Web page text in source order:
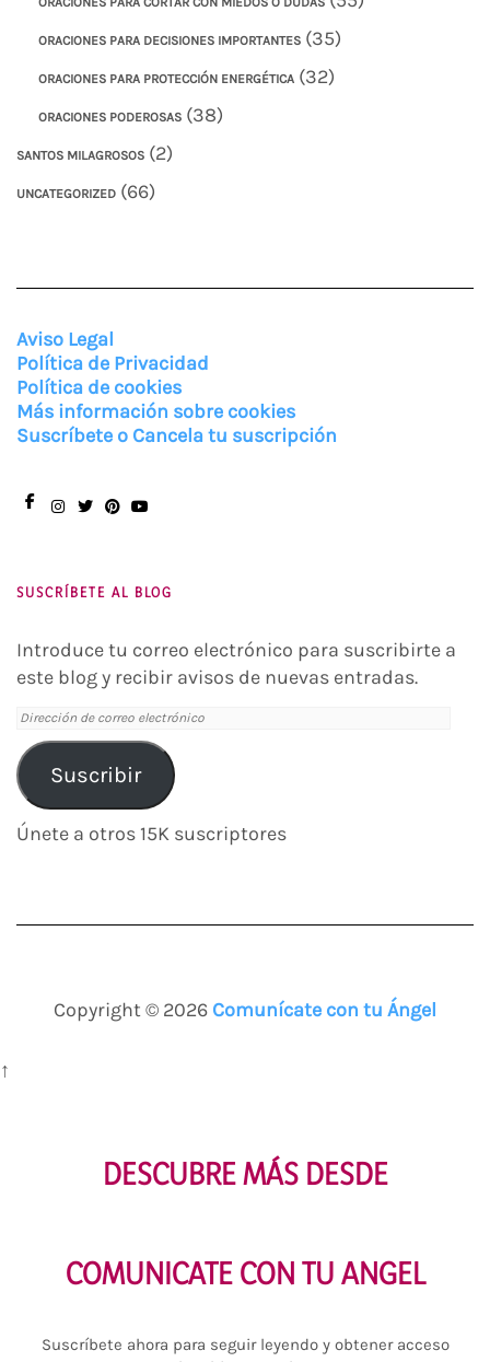
ORACIONES PARA DECISIONES IMPORTANTES (35)
ORACIONES PARA PROTECCIÓN ENERGÉTICA (32)
ORACIONES PODEROSAS (38)
SANTOS MILAGROSOS (2)
UNCATEGORIZED (66)
Aviso Legal
Política de Privacidad
Política de cookies
Más información sobre cookies
Suscríbete o Cancela tu suscripción
SUSCRÍBETE AL BLOG
Introduce tu correo electrónico para suscribirte a
este blog y recibir avisos de nuevas entradas.
Dirección
de
correo
electrónico
Suscribir
Únete a otros 15K suscriptores
Copyright © 2026 Comunícate con tu Ángel
↑
DESCUBRE MÁS DESDE
COMUNICATE CON TU ANGEL
Suscríbete ahora para seguir leyendo y obtener acceso